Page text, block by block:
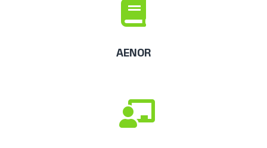
AENOR